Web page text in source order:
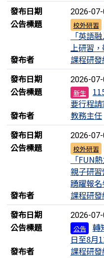
發布日期
2026-
公告標題 校外研習
「英語
上研習
發布者
課程研
發布日期
2026-
公告標題 新生
要行程
發布者
教務主任
發布日期
2026-
公告標題 校外研習
「FUN
親子研
踴躍報名
發布者
課程研
發布日期
2026-
公告標題 公告
轉
日至8月
發布者
課程研